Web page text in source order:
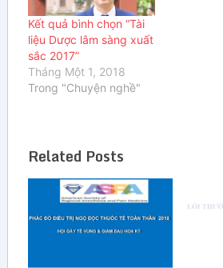
Kết quả bình chọn “Tài
liệu Dược lâm sàng xuất
sắc 2017”
Tháng Một 1, 2018
Trong "Chuyện nghề"
Related Posts